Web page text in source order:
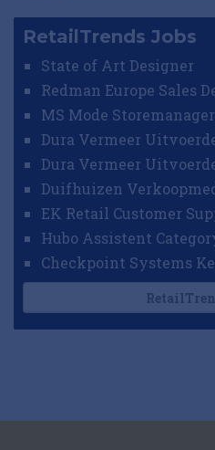
RetailTrends Jobs
State of Art Designer
Redman Europe Sales
MS Mode Storemanager
Dura Vermeer
Dura Vermeer
Duifhuizen
EK Retail Customer
Hubo Assistent